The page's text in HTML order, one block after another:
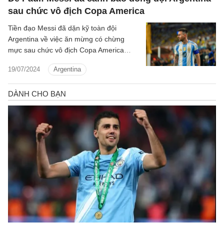
sau chức vô địch Copa America
19/07/2024 Argentina
Tiền đạo Messi đã dặn kỹ toàn đội
Argentina về việc ăn mừng có chừng
mực sau chức vô địch Copa America